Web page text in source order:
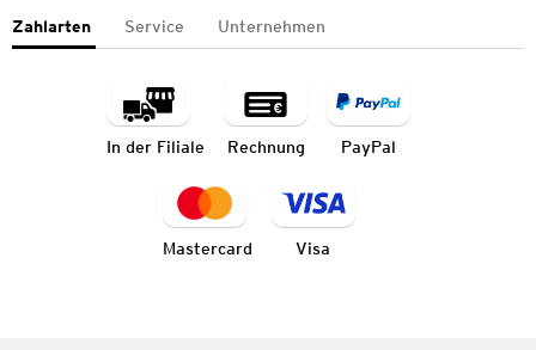
Zahlarten Service Unternehmen
In der Filiale Rechnung PayPal
Mastercard Visa